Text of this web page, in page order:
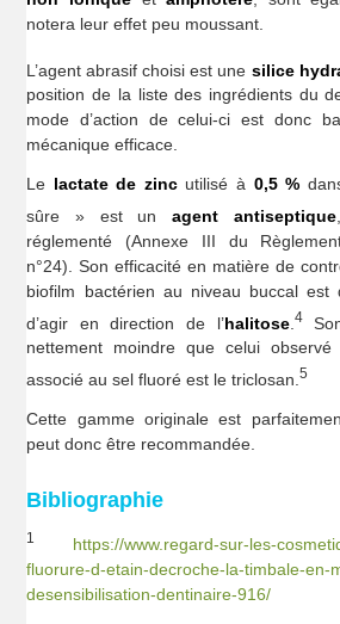
notera leur effet peu moussant.
L’agent abrasif choisi est une silice
position de la liste des ingrédients du
mode d’action de celui-ci est donc
mécanique efficace.
Le lactate de zincutilisé à 0,5 %
sûre » est un agent antiseptique,
réglementé (Annexe III du
n°24). Son efficacité en matière de
biofilm bactérien au niveau buccal est
d’agir en direction de l’halitose. 4
nettement moindre que celui observé
associé au sel fluoré est le triclosan.5
Cette gamme originale est
peut donc être recommandée.
Bibliographie
1
https://www.regard-sur-les-
fluorure-d-etain-decroche-la-timbale-en-
desensibilisation-dentinaire-916/